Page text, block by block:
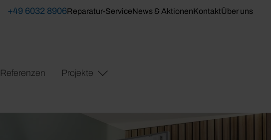
+49 6032 8906Reparatur-ServiceNews & AktionenKontaktÜber uns
Referenzen Projekte